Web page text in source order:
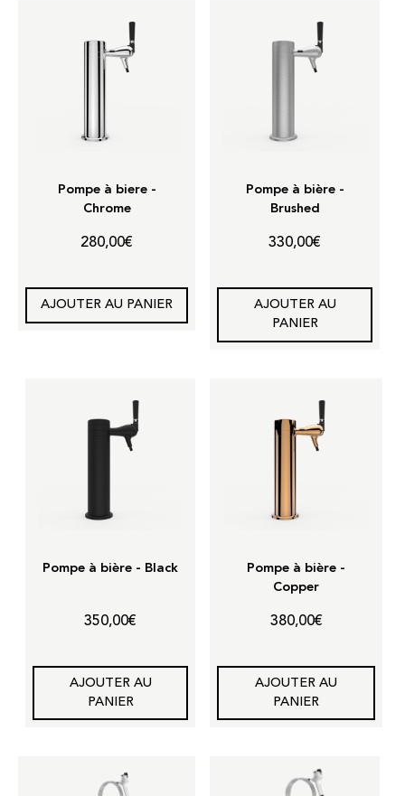
Pompe à biere -
Chrome
280,00€
AJOUTER AU PANIER
Pompe à bière -
Brushed
330,00€
AJOUTER AU
PANIER
Pompe à bière - Black
350,00€
AJOUTER AU
PANIER
Pompe à bière -
Copper
380,00€
AJOUTER AU
PANIER